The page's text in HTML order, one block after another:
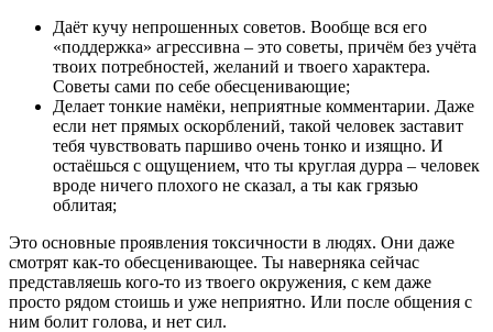
Даёт кучу непрошенных советов. Вообще вся его
«поддержка» агрессивна – это советы, причём без учёта
твоих потребностей, желаний и твоего характера.
Советы сами по себе обесценивающие;
Делает тонкие намёки, неприятные комментарии. Даже
если нет прямых оскорблений, такой человек заставит
тебя чувствовать паршиво очень тонко и изящно. И
остаёшься с ощущением, что ты круглая дурра – человек
вроде ничего плохого не сказал, а ты как грязью
облитая;
Это основные проявления токсичности в людях. Они даже
смотрят как-то обесценивающее. Ты наверняка сейчас
представляешь кого-то из твоего окружения, с кем даже
просто рядом стоишь и уже неприятно. Или после общения с
ним болит голова, и нет сил.